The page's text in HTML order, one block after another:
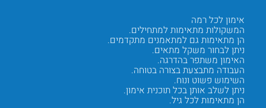
אימון לכל רמה
המשקולות מתאימות למתחילים.
הן מתאימות גם למתאמנים מתקדמים.
ניתן לבחור משקל מתאים.
האימון משתפר בהדרגה.
העבודה מתבצעת בצורה בטוחה.
השימוש פשוט ונוח.
ניתן לשלב אותן בכל תוכנית אימון.
הן מתאימות לכל גיל.